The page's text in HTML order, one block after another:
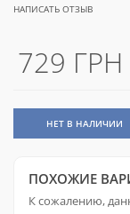
НАПИСАТЬ ОТЗЫВ
729 ГРН
НЕТ В НАЛИЧИИ
ПОХОЖИЕ
К сожалению,